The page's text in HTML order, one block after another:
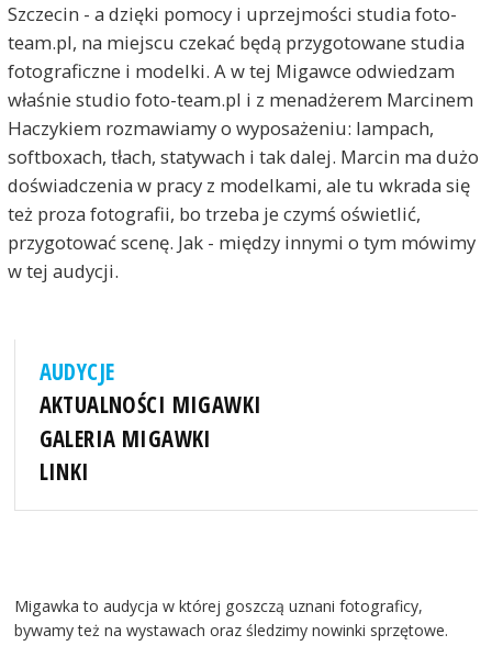
Szczecin - a dzięki pomocy i uprzejmości studia foto-
team.pl, na miejscu czekać będą przygotowane studia
fotograficzne i modelki. A w tej Migawce odwiedzam
właśnie studio foto-team.pl i z menadżerem Marcinem
Haczykiem rozmawiamy o wyposażeniu: lampach,
softboxach, tłach, statywach i tak dalej. Marcin ma dużo
doświadczenia w pracy z modelkami, ale tu wkrada się
też proza fotografii, bo trzeba je czymś oświetlić,
przygotować scenę. Jak - między innymi o tym mówimy
w tej audycji.
AUDYCJE
AKTUALNOŚCI MIGAWKI
GALERIA MIGAWKI
LINKI
Migawka to audycja w której goszczą uznani fotograficy,
bywamy też na wystawach oraz śledzimy nowinki sprzętowe.